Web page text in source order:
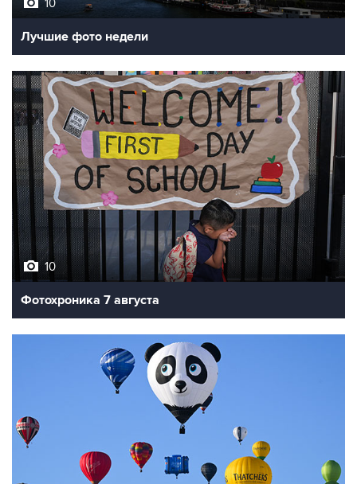
10
Лучшие фото недели
10
Фотохроника 7 августа